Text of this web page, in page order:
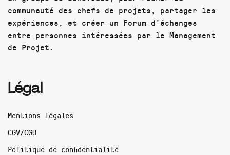
communauté des chefs de projets, partager les
expériences, et créer un Forum d'échanges
entre personnes intéressées par le Management
de Projet.
Légal
Mentions légales
CGV/CGU
Politique de confidentialité